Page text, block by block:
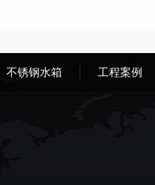
不锈钢水箱 工程案例